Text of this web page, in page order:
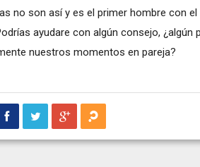
no son así y es el primer hombre con
ayudare con algún consejo,
nuestros momentos en pareja?